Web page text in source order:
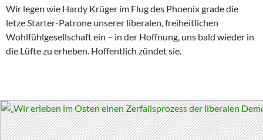
Wir legen wie Hardy Krüger im Flug des Phoenix grade die
letze Starter-Patrone unserer liberalen, freiheitlichen
Wohlfühlgesellschaft ein – in der Hoffnung, uns bald wieder in
die Lüfte zu erheben. Hoffentlich zündet sie.